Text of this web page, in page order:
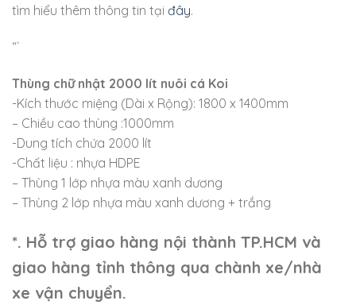
tìm hiểu thêm thông tin tại đây.
“`
Thùng chữ nhật 2000 lít nuôi cá Koi
-Kích thước miệng (Dài x Rộng): 1800 x 1400mm
– Chiều cao thùng :1000mm
-Dung tích chứa 2000 lít
-Chất liệu : nhựa HDPE
– Thùng 1 lớp nhựa màu xanh dương
– Thùng 2 lớp nhựa màu xanh dương + trắng
*. Hỗ trợ giao hàng nội thành TP.HCM và
giao hàng tỉnh thông qua chành xe/nhà
xe vận chuyển.